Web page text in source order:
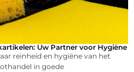
Uw Partner voor Hygiëne
reinheid en hygiëne van het
in goede